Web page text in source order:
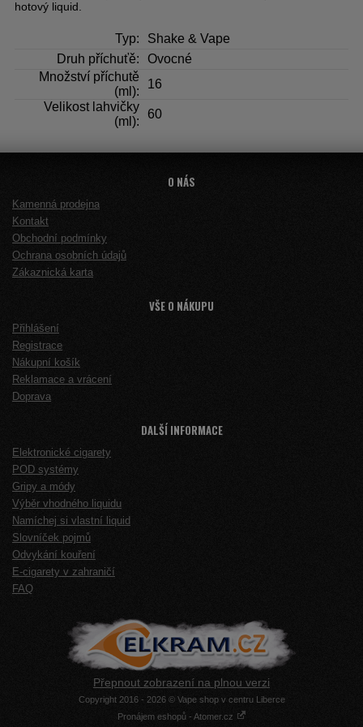
hotový liquid.
Typ:
Shake & Vape
Druh příchuťě:
Ovocné
Množství příchutě
(ml):
16
Velikost lahvičky
(ml):
60
O NÁS
Kamenná prodejna
Kontakt
Obchodní podmínky
Ochrana osobních údajů
Zákaznická karta
VŠE O NÁKUPU
Přihlášení
Registrace
Nákupní košík
Reklamace a vrácení
Doprava
DALŠÍ INFORMACE
Elektronické cigarety
POD systémy
Gripy a módy
Výběr vhodného liquidu
Namíchej si vlastní liquid
Slovníček pojmů
Odvykání kouření
E-cigarety v zahraničí
FAQ
Přepnout zobrazení na plnou verzi
Copyright 2016 - 2026 © Vape shop v centru Liberce
Pronájem eshopů - Atomer.cz